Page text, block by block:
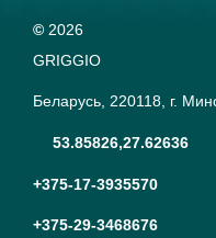
© 2026
GRIGGIO
Беларусь, 220118, г.
53.85826,27.62636
+375-17-3935570
+375-29-3468676